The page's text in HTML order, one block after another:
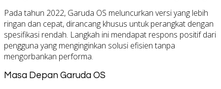
Pada tahun 2022, Garuda OS meluncurkan versi yang lebih
ringan dan cepat, dirancang khusus untuk perangkat dengan
spesifikasi rendah. Langkah ini mendapat respons positif dari
pengguna yang menginginkan solusi efisien tanpa
mengorbankan performa.
Masa Depan Garuda OS